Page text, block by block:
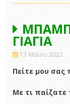
ΓΙΑΓΙΑ
13 Μαΐου 2022
Πείτε μου
Με τι παίζατε